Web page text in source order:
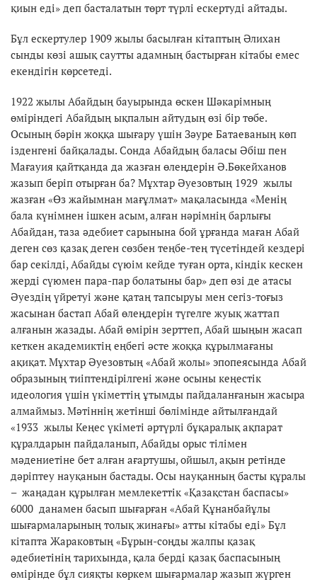
қиын еді» деп басталатын төрт түрлі ескертуді айтады.
Бұл ескертулер 1909 жылы басылған кітаптың Әлихан
сынды көзі ашық саутты адамның бастырған кітабы емес
екендігін көрсетеді.
1922 жылы Абайдың бауырында өскен Шәкарімның
өміріндегі Абайдың ықпалын айтудың өзі бір төбе.
Осының бәрін жоққа шығару үшін Зәуре Батаеваның көп
ізденгені байқалады. Сонда Абайдың баласы Әбіш пен
Мағауия қайтқанда да жазған өлеңдерін Ә.Бөкейханов
жазып беріп отырған ба? Мұхтар Әуезовтың 1929 жылы
жазған «Өз жайымнан мағұлмат» мақаласында «Менің
бала күнімнен ішкен асым, алған нәрімнің барлығы
Абайдан, таза әдебиет сарынына бой ұрғанда маған Абай
деген сөз қазақ деген сөзбен теңбе-тең түсетіндей кездері
бар секілді, Абайды сүюім кейде туған орта, кіндік кескен
жерді сүюмен пара-пар болатыны бар» деп өзі де атасы
Әуездің үйретуі және қатаң тапсыруы мен сегіз-тоғыз
жасынан бастап Абай өлеңдерін түгелге жуық жаттап
алғанын жазады. Абай өмірін зерттеп, Абай шыңын жасап
кеткен академиктің еңбегі әсте жоққа құрылмағаны
ақиқат. Мұхтар Әуезовтың «Абай жолы» эпопеясында Абай
образының тиіптендірілгені және осыны кеңестік
идеология үшін үкіметтің ұтымды пайдаланғанын жасыра
алмаймыз. Мәтіннің жетінші бөлімінде айтылғандай
«1933 жылы Кеңес үкіметі әртүрлі бұқаралық ақпарат
құралдарын пайдаланып, Абайды орыс тілімен
мәдениетіне бет алған ағартушы, ойшыл, ақын ретінде
дәріптеу науқанын бастады. Осы науқанның басты құралы
– жаңадан құрылған мемлекеттік «Қазақстан баспасы»
6000 данамен басып шығарған «Абай Құнанбайұлы
шығармаларының толық жинағы» атты кітабы еді» Бұл
кітапта Жараковтың «Бұрын-соңды жалпы қазақ
әдебиетінің тарихында, қала берді қазақ баспасының
өмірінде бұл сияқты көркем шығармалар жазып жүрген